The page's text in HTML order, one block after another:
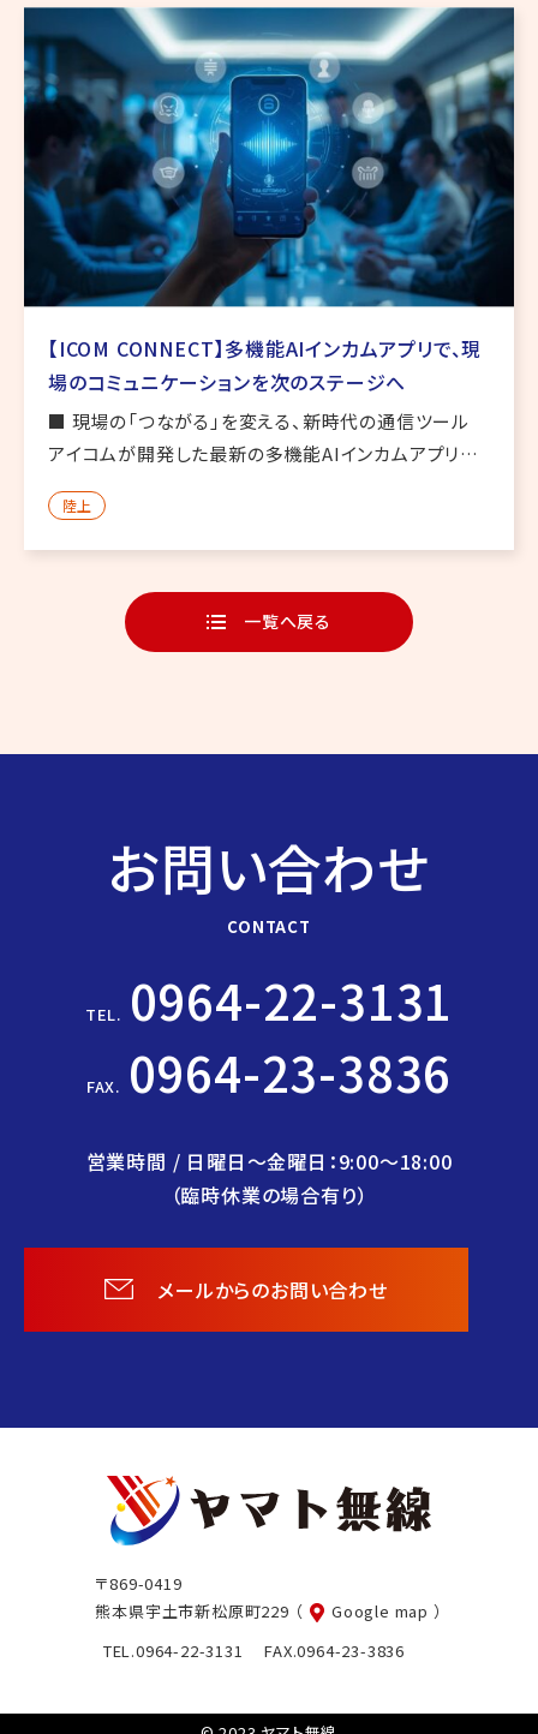
【ICOM CONNECT】多機能AIインカムアプリで、現
場のコミュニケーションを次のステージへ
■ 現場の「つながる」を変える、新時代の通信ツール
アイコムが開発した最新の多機能AIインカムアプリ
「ICOM CONNECT」 は、業務現場のコミュニケーショ
ンを革新するツールです。従来のトランシーバーだけで
なく、A […]
陸上
一覧へ戻る
お問い合わせ
CONTACT
TEL. 0964-22-3131
FAX. 0964-23-3836
営業時間 / 日曜日〜金曜日：9:00〜18:00
（臨時休業の場合有り）
メールからのお問い合わせ
ヤ
マ
無
線
〒869-0419
熊本県宇土市新松原町229 （
Google map ）
TEL.0964-22-3131 FAX.0964-23-3836